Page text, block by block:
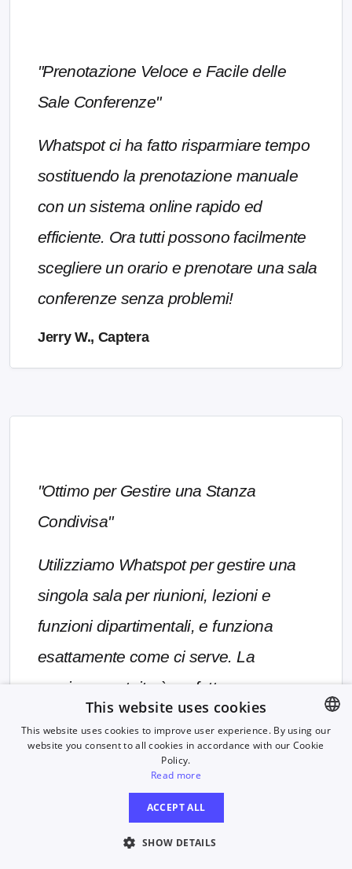
"Prenotazione Veloce e Facile delle
Sale Conferenze"
Whatspot ci ha fatto risparmiare tempo
sostituendo la prenotazione manuale
con un sistema online rapido ed
efficiente. Ora tutti possono facilmente
scegliere un orario e prenotare una sala
conferenze senza problemi!
Jerry W., Captera
"Ottimo per Gestire una Stanza
Condivisa"
Utilizziamo Whatspot per gestire una
singola sala per riunioni, lezioni e
funzioni dipartimentali, e funziona
esattamente come ci serve. La
versione gratuita è perfetta per uno
spazio condiviso da diversi gruppi,
rendendo facile per tutti vedere la
disponibilità e prenotare. Nessun altro
prodotto gratuito ha offerto la semplicità
d’uso che Whatspot ha offerto.
ENGLISH
This website uses cookies
This website uses cookies to improve user experience. By using our
website you consent to all cookies in accordance with our Cookie
Policy.
Read more
ACCEPT ALL
SHOW DETAILS